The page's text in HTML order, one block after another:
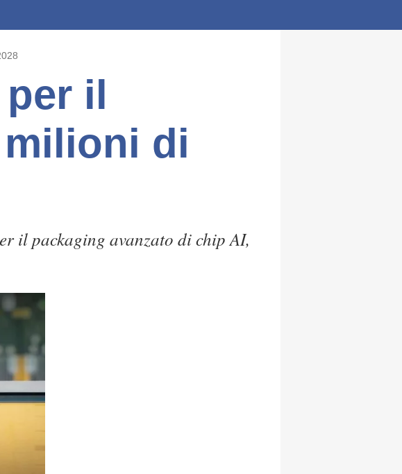
il
di
il packaging avanzato di chip AI,